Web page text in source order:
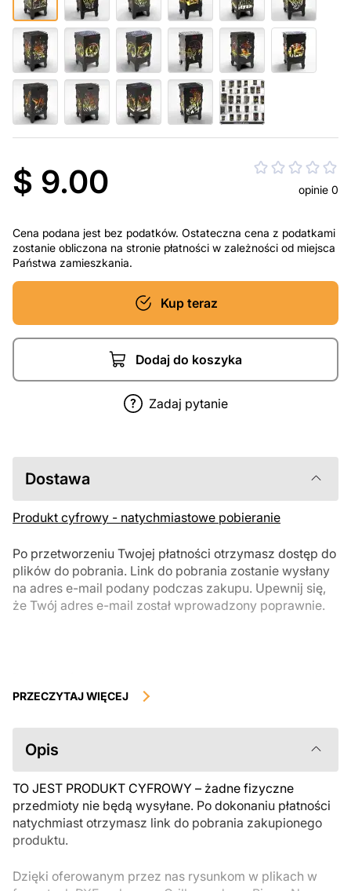
$ 9.00 opinie 0
Cena podana jest bez podatków. Ostateczna cena z podatkami
zostanie obliczona na stronie płatności w zależności od miejsca
Państwa zamieszkania.
Kup teraz
Dodaj do koszyka
Zadaj pytanie
Dostawa
Produkt cyfrowy - natychmiastowe pobieranie
Po przetworzeniu Twojej płatności otrzymasz dostęp do
plików do pobrania. Link do pobrania zostanie wysłany
na adres e-mail podany podczas zakupu. Upewnij się,
że Twój adres e-mail został wprowadzony poprawnie.
podlegają zwrotowi ani wymianie po ich pobraniu. Zalecamy
przed zakupem. Jeśli masz jakiekolwiek problemy z zamówieniem,
skontaktuj się bezpośrednio ze sprzedawcą.
PRZECZYTAJ WIĘCEJ
Opis
TO JEST PRODUKT CYFROWY – żadne fizyczne
przedmioty nie będą wysyłane. Po dokonaniu płatności
natychmiast otrzymasz link do pobrania zakupionego
produktu.
Dzięki oferowanym przez nas rysunkom w plikach w